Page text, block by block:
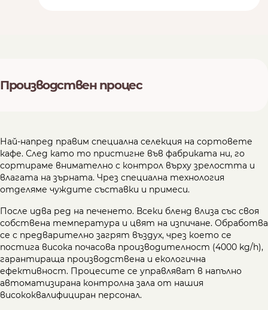
Производствен процес
Най-напред правим специална селекция на сортовете
кафе. След като то пристигне във фабриката ни, го
сортираме внимателно с контрол върху зрелостта и
влагата на зърната. Чрез специална технология
отделяме чуждите съставки и примеси.
После идва ред на печенето. Всеки бленд влиза със своя
собствена температура и цвят на изпичане. Обработва
се с предварително загрят въздух, чрез което се
постига висока почасова производителност (4000 kg/h),
гарантираща производствена и екологична
ефективност. Процесите се управляват в напълно
автоматизирана контролна зала от нашия
висококвалифициран персонал.